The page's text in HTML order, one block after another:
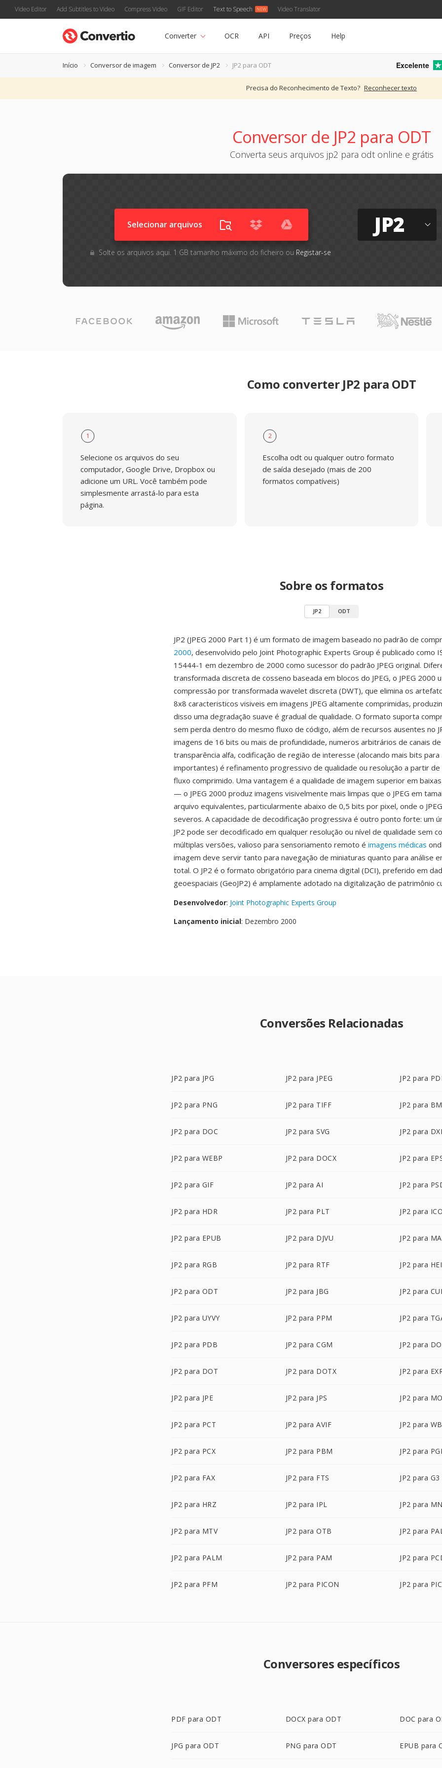
Video Editor Add Subtitles to Video Compress Video GIF Editor Text to Speech Video Translator
Converter OCR API Preços Help
Início Conversor de imagem Conversor de JP2 JP2 para ODT Excelente
Precisa do Reconhecimento de Texto? Reconhecer texto
Conversor de JP2 para ODT
Converta seus arquivos jp2 para odt online e grátis
Selecionar arquivos
Solte os arquivos aqui. 1 GB tamanho máximo do ficheiro ou Registar-se
JP2
Como converter JP2 para ODT
1
Selecione os arquivos do seu
computador, Google Drive, Dropbox ou
adicione um URL. Você também pode
simplesmente arrastá-lo para esta
página.
2
Escolha odt ou qualquer outro formato
de saída desejado (mais de 200
formatos compatíveis)
Sobre os formatos
JP2 ODT
JP2 (JPEG 2000 Part 1) é um formato de imagem baseado no padrão de
2000, desenvolvido pelo Joint Photographic Experts Group é publicado como
15444-1 em dezembro de 2000 como sucessor do padrão JPEG original.
transformada discreta de cosseno baseada em blocos do JPEG, o JPEG 2000
compressão por transformada wavelet discreta (DWT), que elimina os
8x8 caracteristicos visiveis em imagens JPEG altamente comprimidas,
disso uma degradação suave é gradual de qualidade. O formato suporta
sem perda dentro do mesmo fluxo de código, além de recursos ausentes no
imagens de 16 bits ou mais de profundidade, numeros arbitrários de canais
transparência alfa, codificação de região de interesse (alocando mais bits para
importantes) é refinamento progressivo de qualidade ou resolução a partir de
fluxo comprimido. Uma vantagem é a qualidade de imagem superior em
— o JPEG 2000 produz imagens visivelmente mais limpas que o JPEG em
arquivo equivalentes, particularmente abaixo de 0,5 bits por pixel, onde o
severos. A capacidade de decodificação progressiva é outro ponto forte: um
JP2 pode ser decodificado em qualquer resolução ou nível de qualidade sem
múltiplas versões, valioso para sensoriamento remoto é imagens médicas
imagem deve servir tanto para navegação de miniaturas quanto para análise
total. O JP2 é o formato obrigatório para cinema digital (DCI), preferido em
geoespaciais (GeoJP2) é amplamente adotado na digitalização de patrimônio
Desenvolvedor: Joint Photographic Experts Group
Lançamento inicial: Dezembro 2000
Conversões Relacionadas
JP2 para JPG JP2 para JPEG JP2 para
JP2 para PNG JP2 para TIFF JP2 para
JP2 para DOC JP2 para SVG JP2 para
JP2 para WEBP JP2 para DOCX JP2 para
JP2 para GIF JP2 para AI JP2 para
JP2 para HDR JP2 para PLT JP2 para
JP2 para EPUB JP2 para DJVU JP2 para
JP2 para RGB JP2 para RTF JP2 para
JP2 para ODT JP2 para JBG JP2 para
JP2 para UYVY JP2 para PPM JP2 para
JP2 para PDB JP2 para CGM JP2 para
JP2 para DOT JP2 para DOTX JP2 para
JP2 para JPE JP2 para JPS JP2 para
JP2 para PCT JP2 para AVIF JP2 para
JP2 para PCX JP2 para PBM JP2 para
JP2 para FAX JP2 para FTS JP2 para G3
JP2 para HRZ JP2 para IPL JP2 para
JP2 para MTV JP2 para OTB JP2 para
JP2 para PALM JP2 para PAM JP2 para
JP2 para PFM JP2 para PICON JP2 para
Conversores específicos
PDF para ODT DOCX para ODT DOC para
JPG para ODT PNG para ODT EPUB para